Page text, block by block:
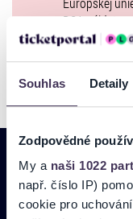
Souhlas Detaily
Zodpovědné
My a naši 1022
např. číslo IP)
cookie pro
DSA nájdete
PRIHLÁSIŤ